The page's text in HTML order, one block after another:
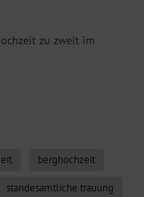
zu zweit im
berghochzeit
standesamtliche trauung